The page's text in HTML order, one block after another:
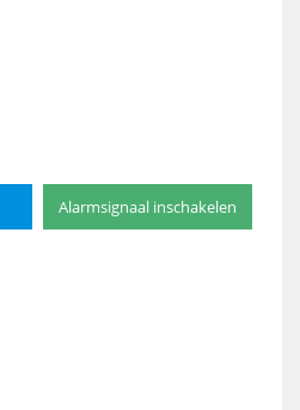
Alarmsignaal inschakelen